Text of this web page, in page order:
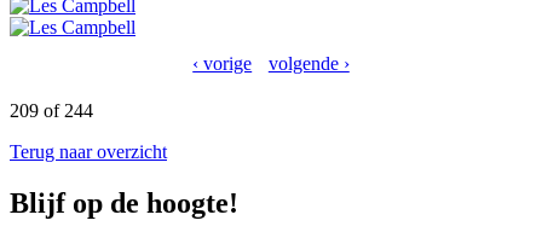
‹ vorige volgende ›
209 of 244
Terug naar overzicht
Blijf op de hoogte!